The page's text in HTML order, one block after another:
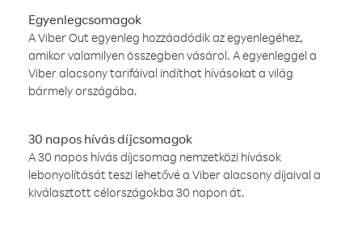
Egyenlegcsomagok
A Viber Out egyenleg hozzáadódik az egyenlegéhez,
amikor valamilyen összegben vásárol. A egyenleggel a
Viber alacsony tarifáival indíthat hívásokat a világ
bármely országába.
30 napos hívás díjcsomagok
A 30 napos hívás díjcsomag nemzetközi hívások
lebonyolítását teszi lehetővé a Viber alacsony díjaival a
kiválasztott célországokba 30 napon át.